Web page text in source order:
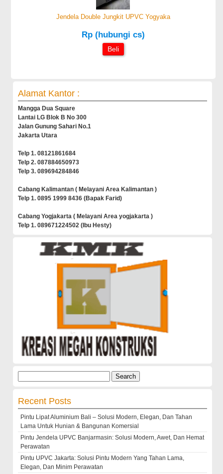
Jendela Double Jungkit UPVC Yogyaka
Rp (hubungi cs)
Beli
Alamat Kantor :
Mangga Dua Square
Lantai LG Blok B No 300
Jalan Gunung Sahari No.1
Jakarta Utara
Telp 1. 08121861684
Telp 2. 087884650973
Telp 3. 089694284846
Cabang Kalimantan ( Melayani Area Kalimantan )
Telp 1. 0895 1999 8436 (Bapak Farid)
Cabang Yogjakarta ( Melayani Area yogjakarta )
Telp 1. 089671224502 (Ibu Hesty)
for:
Recent Posts
Pintu Lipat Aluminium Bali – Solusi Modern, Elegan, Dan Tahan
Lama Untuk Hunian & Bangunan Komersial
Pintu Jendela UPVC Banjarmasin: Solusi Modern, Awet, Dan Hemat
Perawatan
Pintu UPVC Jakarta: Solusi Pintu Modern Yang Tahan Lama,
Elegan, Dan Minim Perawatan